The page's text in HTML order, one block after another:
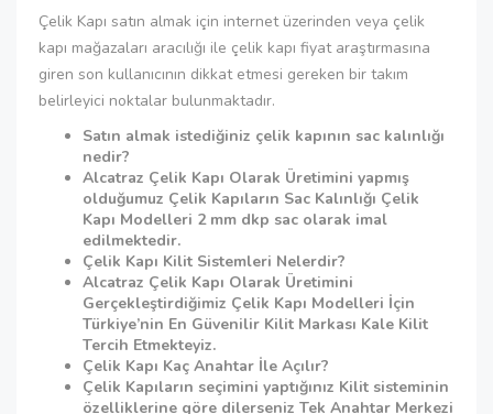
Çelik Kapı satın almak için internet üzerinden veya çelik
kapı mağazaları aracılığı ile çelik kapı fiyat araştırmasına
giren son kullanıcının dikkat etmesi gereken bir takım
belirleyici noktalar bulunmaktadır.
Satın almak istediğiniz çelik kapının sac kalınlığı
nedir?
Alcatraz Çelik Kapı Olarak Üretimini yapmış
olduğumuz Çelik Kapıların Sac Kalınlığı Çelik
Kapı Modelleri 2 mm dkp sac olarak imal
edilmektedir.
Çelik Kapı Kilit Sistemleri Nelerdir?
Alcatraz Çelik Kapı Olarak Üretimini
Gerçekleştirdiğimiz Çelik Kapı Modelleri İçin
Türkiye’nin En Güvenilir Kilit Markası Kale Kilit
Tercih Etmekteyiz.
Çelik Kapı Kaç Anahtar İle Açılır?
Çelik Kapıların seçimini yaptığınız Kilit sisteminin
özelliklerine göre dilerseniz Tek Anahtar Merkezi